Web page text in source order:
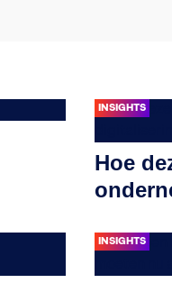
INSIGHTS
Hoe
INSIGHTS